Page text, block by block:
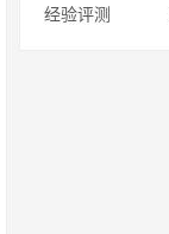
经验评测